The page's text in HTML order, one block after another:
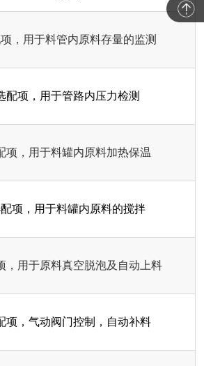
，用于料管内原料存量的监测
配项，用于管路内压力检测
项，用于料罐内原料加热保温
项，用于料罐内原料的搅拌
，用于原料真空脱泡及自动上料
项，气动阀门控制，自动补料